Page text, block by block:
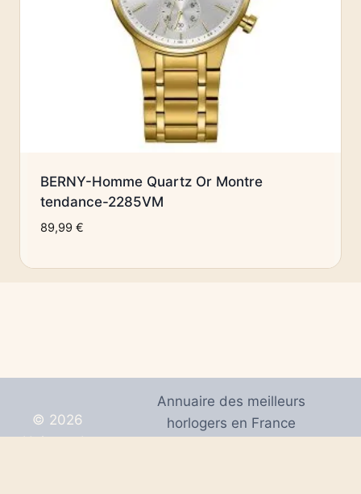
BERNY-Homme Quartz Or Montre
tendance-2285VM
89,99 €
© 2026
Univers de
Annuaire des meilleurs
horlogers en France